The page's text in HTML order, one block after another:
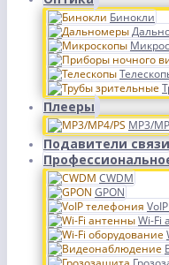
Бинокли
Плееры
MP3/
Подавители связи
CWDM
GPON
Wi-Fi